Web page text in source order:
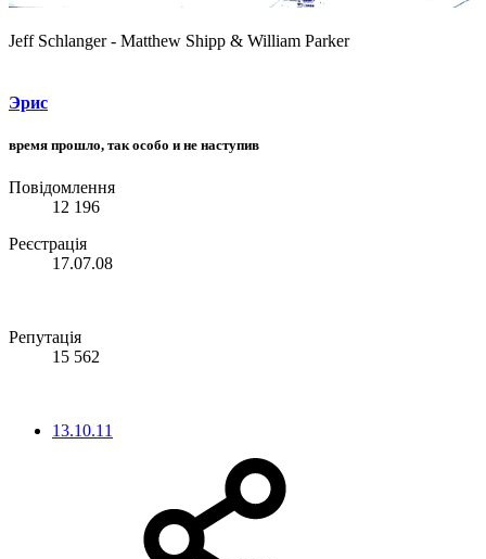
Jeff Schlanger - Matthew Shipp & William Parker
Эрис
время прошло, так особо и не наступив
Повідомлення
12 196
Реєстрація
17.07.08
Репутація
15 562
13.10.11